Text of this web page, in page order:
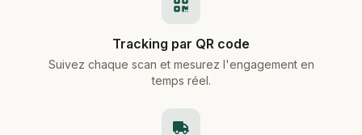
Tracking par QR code
Suivez chaque scan et mesurez l'engagement en
temps réel.